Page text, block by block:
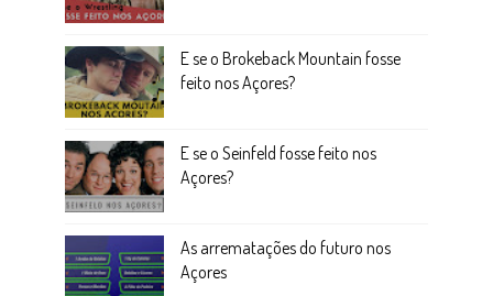
E se o Brokeback Mountain fosse
feito nos Açores?
E se o Seinfeld fosse feito nos
Açores?
As arrematações do futuro nos
Açores